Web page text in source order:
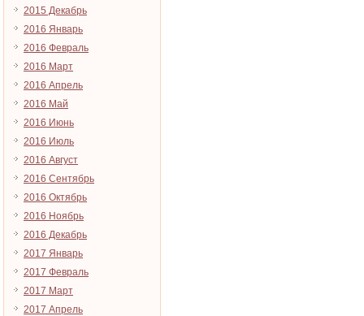
2015 Декабрь
2016 Январь
2016 Февраль
2016 Март
2016 Апрель
2016 Май
2016 Июнь
2016 Июль
2016 Август
2016 Сентябрь
2016 Октябрь
2016 Ноябрь
2016 Декабрь
2017 Январь
2017 Февраль
2017 Март
2017 Апрель